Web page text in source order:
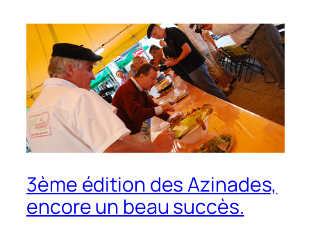
3ème édition des Azinades,
encore un beau succès.